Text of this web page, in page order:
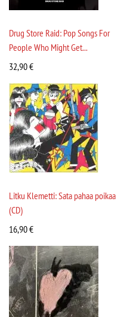
Drug Store Raid: Pop Songs For
People Who Might Get...
32,90€
Litku Klemetti: Sata pahaa poikaa
(CD)
16,90€